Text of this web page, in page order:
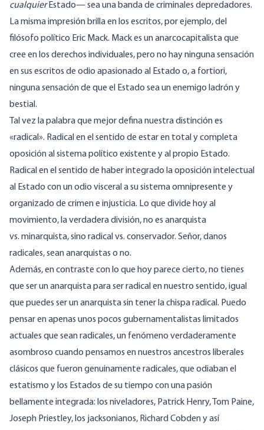
cualquierEstado— sea una banda de criminales depredadores.
La misma impresión brilla en los escritos, por ejemplo, del
filósofo político Eric Mack. Mack es un anarcocapitalista que
cree en los derechos individuales, pero no hay ninguna sensación
en sus escritos de odio apasionado al Estado o, a fortiori,
ninguna sensación de que el Estado sea un enemigo ladrón y
bestial.
Tal vez la palabra que mejor defina nuestra distinción es
«radical». Radical en el sentido de estar en total y completa
oposición al sistema político existente y al propio Estado.
Radical en el sentido de haber integrado la oposición intelectual
al Estado con un odio visceral a su sistema omnipresente y
organizado de crimen e injusticia. Lo que divide hoy al
movimiento, la verdadera división, no es anarquista
vs. minarquista, sino radical vs. conservador. Señor, danos
radicales, sean anarquistas o no.
Además, en contraste con lo que hoy parece cierto, no tienes
que ser un anarquista para ser radical en nuestro sentido, igual
que puedes ser un anarquista sin tener la chispa radical. Puedo
pensar en apenas unos pocos gubernamentalistas limitados
actuales que sean radicales, un fenómeno verdaderamente
asombroso cuando pensamos en nuestros ancestros liberales
clásicos que fueron genuinamente radicales, que odiaban el
estatismo y los Estados de su tiempo con una pasión
bellamente integrada: los niveladores, Patrick Henry, Tom Paine,
Joseph Priestley, los jacksonianos, Richard Cobden y así